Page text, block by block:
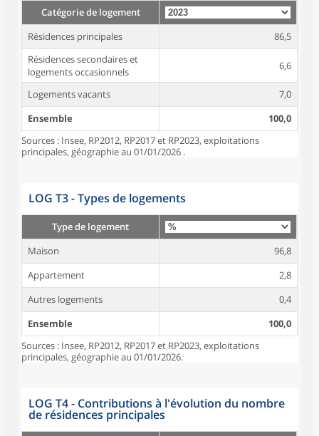
Catégorie de logement
Résidences principales
86,5
Résidences secondaires et
logements occasionnels
6,6
Logements vacants
7,0
Ensemble
100,0
Sources : Insee, RP2012, RP2017 et RP2023, exploitations
principales, géographie au 01/01/2026 .
LOG T3 - Types de logements
Type de logement
Maison
96,8
Appartement
2,8
Autres logements
0,4
Ensemble
100,0
Sources : Insee, RP2012, RP2017 et RP2023, exploitations
principales, géographie au 01/01/2026.
LOG T4 - Contributions à l'évolution du nombre
de résidences principales